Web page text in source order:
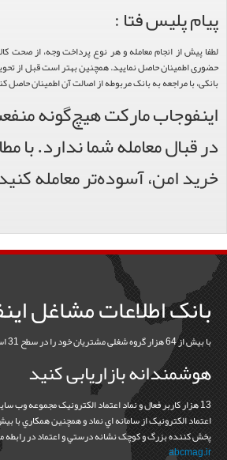
پیام پلیس فتا :
لطفا پیش از انجام معامله و هر نوع پرداخت وجه، از صحت
حضوری اطمینان حاصل نمایید. همچنین بهتر است قبل از
بانکی، با مراجعه به بانک مربوطه از اصالت آن اطمینان حاصل
اینفوجاب مارکت هیچ‌گونه
در قبال معامله شما ندارد. با
خرید امن، آسوده‌تر معامله
بانک اطلاعات مشاغل
با بیش از 64 هزار گروه شغلی مشتریان خود را در سطح 31 استان و 368 شهرستان بیابید
هوشمندانه بازاریابی کنید
13 هزار کاربر فعال و نماد اعتماد الکترونيک مجموعه وب
پخش کننده بزرگ و کوچک نشانه درستي و اعتماد در رابطه
abcmag.ir